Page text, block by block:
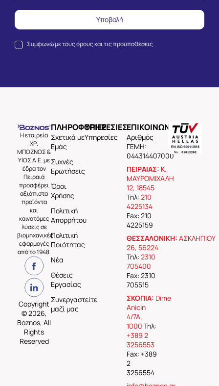
Συμφωνώ με τουςόρους και τις προϋποθέσεις.
Υποβολή
Η εταιρεία
ΧΡ.
ΜΠΟΖΝΟΣ &
ΥΙΟΣ Α.Ε. με
έδρα τον
Πειραιά
προσφέρει
αξιόπιστα
προϊόντα
και
καινοτόμες
λύσεις σε
βιομηχανικές
εφαρμογές
από το 1948.
Copyright
© 2026,
Boznos, All
Rights
Reserved
ΠΛΗΡΟΦΟΡΙΕΣ
Σχετικά με
Εμάς
Συχνές
Ερωτήσεις
Όροι
Χρήσης
Πολιτική
Απορρήτου
Πολιτική
Ποιότητας
Νέα
Θέσεις
Εργασίας
Συνεργαστείτε
μαζί μας
ΥΠΗΡΕΣΙΕΣ
Υπηρεσίες
ΕΠΙΚΟΙΝΩΝΙΑ
Aριθμός
ΓΕΜΗ:
044314407000
ΠΕΙΡΑΙΑΣ: Κ.
ΜΑΥΡΟΜΙΧΑΛΗ
12, 18545
Τηλ: 210
4225134
Fax: 210
4225159
ΘΕΣΣΑΛΟΝΙΚΗ: ΑΣΚΛΗΠΙΟΥ
26, 56224
Τηλ: 2310
705400
Fax: 2310
705515
ΣΚΟΠΙΑ: Dime
Anicin
4/7A,
1000 Τηλ:
+389 2
3256553
Fax: +389
2
3256554